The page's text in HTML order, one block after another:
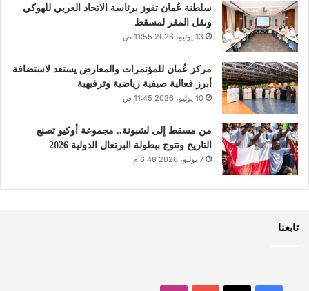
سلطنة عُمان تفوز برئاسة الاتحاد العربي للهوكي
ونقل المقر لمسقط
13 يوليو، 2026 11:55 ص
مركز عُمان للمؤتمرات والمعارض يستعد لاستضافة
أبرز فعالية صيفية رياضية وترفيهية
10 يوليو، 2026 11:45 ص
من مسقط إلى لشبونة.. مجموعة أوكيو تصنع
التاريخ وتتوج ببطولة البرتغال الدولية 2026
7 يوليو، 2026 6:48 م
تابعنا